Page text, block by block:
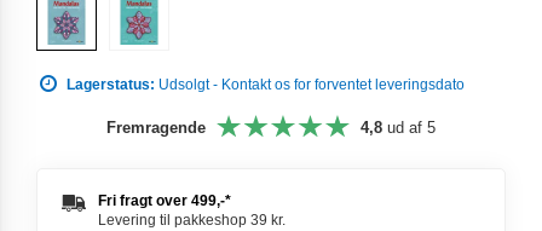
Lagerstatus: Udsolgt - Kontakt os for forventet leveringsdato
Fremragende 4,8 ud af 5
Fri fragt over 499,-*
Levering til pakkeshop 39 kr.